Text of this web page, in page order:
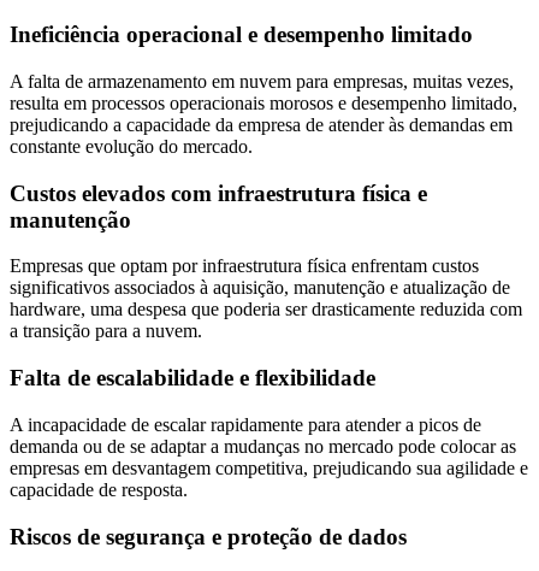
Ineficiência operacional e desempenho limitado
A falta de armazenamento em nuvem para empresas, muitas vezes,
resulta em processos operacionais morosos e desempenho limitado,
prejudicando a capacidade da empresa de atender às demandas em
constante evolução do mercado.
Custos elevados com infraestrutura física e
manutenção
Empresas que optam por infraestrutura física enfrentam custos
significativos associados à aquisição, manutenção e atualização de
hardware, uma despesa que poderia ser drasticamente reduzida com
a transição para a nuvem.
Falta de escalabilidade e flexibilidade
A incapacidade de escalar rapidamente para atender a picos de
demanda ou de se adaptar a mudanças no mercado pode colocar as
empresas em desvantagem competitiva, prejudicando sua agilidade e
capacidade de resposta.
Riscos de segurança e proteção de dados